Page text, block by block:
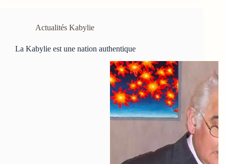
Actualités Kabylie
La Kabylie est une nation authentique